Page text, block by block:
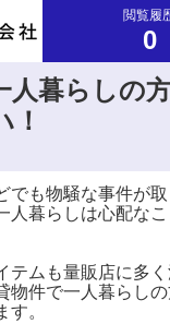
閲覧履
0
人暮らしの
！
でも物騒な事件が
人暮らしは心配な
テムも量販店に多
物件で一人暮らし
。